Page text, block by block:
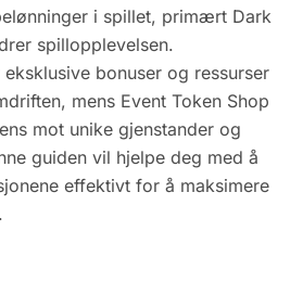
i spillet, primært Dark
spillopplevelsen.
bonuser og ressurser
mens Event Token Shop
mot unike gjenstander og
guiden vil hjelpe deg med å
effektivt for å maksimere